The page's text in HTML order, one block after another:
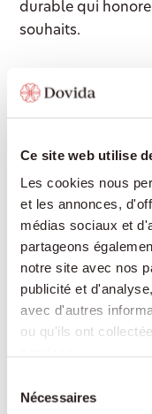
Ce site web utilise
Les cookies nous
et les annonces,
médias sociaux et
partageons
notre site avec nos
publicité et
avec d'autres
ou qu'ils ont
Nécessaires
durable qui
souhaits.
Nos
de soins
Dovida propose à
services pour que
autonome chez
Présence et
jeux, partage de
Aide à domicile